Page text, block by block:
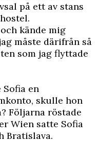
på ett av stans
kände mig
måste därifrån så
som jag flyttade
en
skulle hon
Följarna röstade
Wien satte Sofia
Bratislava.